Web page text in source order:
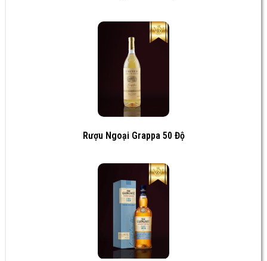
Rượu Ngoại Grappa 50 Độ